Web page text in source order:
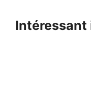
contentIntéressant